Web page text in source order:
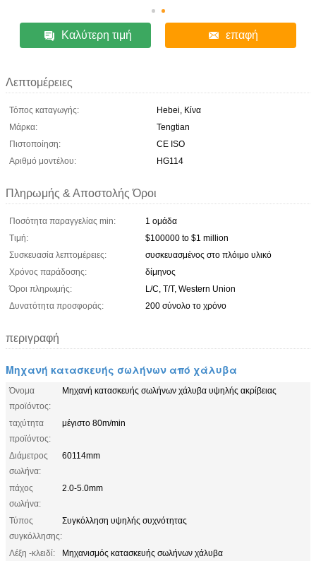
Καλύτερη τιμή επαφή
Λεπτομέρειες
Τόπος καταγωγής:
Hebei, Κίνα
Μάρκα:
Tengtian
Πιστοποίηση:
CE ISO
Αριθμό μοντέλου:
HG114
Πληρωμής & Αποστολής Όροι
Ποσότητα παραγγελίας min:
1 ομάδα
Τιμή:
$100000 to $1 million
Συσκευασία λεπτομέρειες:
συσκευασμένος στο πλόιμο υλικό
Χρόνος παράδοσης:
δίμηνος
Όροι πληρωμής:
L/C, T/T, Western Union
Δυνατότητα προσφοράς:
200 σύνολο το χρόνο
περιγραφή
Μηχανή κατασκευής σωλήνων από χάλυβα
Όνομα
προϊόντος:
Μηχανή κατασκευής σωλήνων χάλυβα υψηλής ακρίβειας
ταχύτητα
προϊόντος:
μέγιστο 80m/min
Διάμετρος
σωλήνα:
60114mm
πάχος
σωλήνα:
2.0-5.0mm
Τύπος
συγκόλλησης:
Συγκόλληση υψηλής συχνότητας
Λέξη -κλειδί:
Μηχανισμός κατασκευής σωλήνων χάλυβα